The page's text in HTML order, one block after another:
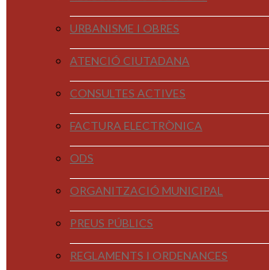
URBANISME I OBRES
ATENCIÓ CIUTADANA
CONSULTES ACTIVES
FACTURA ELECTRÒNICA
ODS
ORGANITZACIÓ MUNICIPAL
PREUS PÚBLICS
REGLAMENTS I ORDENANCES